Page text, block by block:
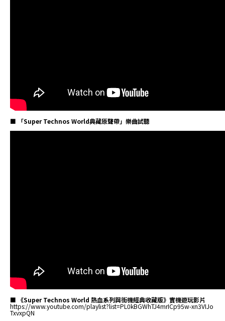
■ 「Super Technos World典藏原聲帶」樂曲試聽
■ 《Super Technos World 熱血系列與街機經典收藏版》實機遊玩影片
https://www.youtube.com/playlist?list=PL0kBGWhTJ4mrICp95w-xn3VIJo
TxvxpQN